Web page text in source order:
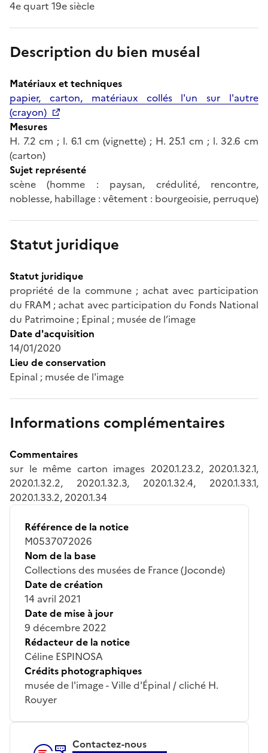
4e quart 19e siècle
Description du bien muséal
Matériaux et techniques
papier, carton, matériaux collés l'un sur l'autre
(crayon)
Mesures
H. 7.2 cm ; l. 6.1 cm (vignette) ; H. 25.1 cm ; l. 32.6 cm
(carton)
Sujet représenté
scène (homme : paysan, crédulité, rencontre,
noblesse, habillage : vêtement : bourgeoisie, perruque)
Statut juridique
Statut juridique
propriété de la commune ; achat avec participation
du FRAM ; achat avec participation du Fonds National
du Patrimoine ; Epinal ; musée de l’image
Date d'acquisition
14/01/2020
Lieu de conservation
Epinal ; musée de l'image
Informations complémentaires
Commentaires
sur le même carton images 2020.1.23.2, 2020.1.32.1,
2020.1.32.2, 2020.1.32.3, 2020.1.32.4, 2020.1.33.1,
2020.1.33.2, 2020.1.34
Référence de la notice
M0537072026
Nom de la base
Collections des musées de France (Joconde)
Date de création
14 avril 2021
Date de mise à jour
9 décembre 2022
Rédacteur de la notice
Céline ESPINOSA
Crédits photographiques
musée de l'image - Ville d'Épinal / cliché H.
Rouyer
Contactez-nous